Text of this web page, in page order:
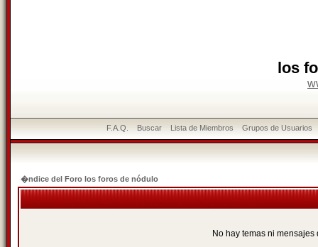
los
F.A.Q. Buscar Lista de Miembros Grupos de Usuarios
�ndice del Foro los foros de nódulo
No hay temas ni